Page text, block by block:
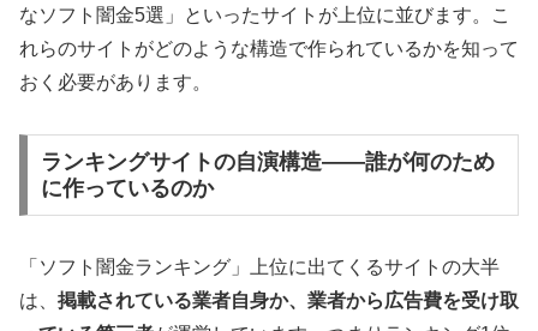
なソフト闇金5選」といったサイトが上位に並びます。こ
れらのサイトがどのような構造で作られているかを知って
おく必要があります。
ランキングサイトの自演構造——誰が何のため
に作っているのか
「ソフト闇金ランキング」上位に出てくるサイトの大半
は、 掲載されている業者自身か、業者から広告費を受け取